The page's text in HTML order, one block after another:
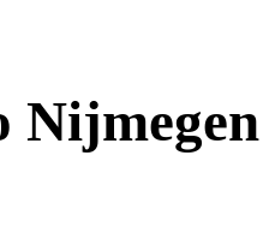
Nijmegen